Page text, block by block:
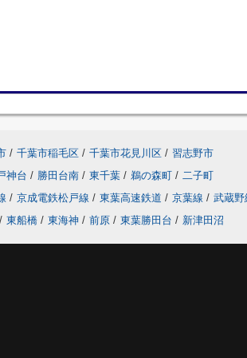
/ 千葉市稲毛区 / 千葉市花見川区 / 習志野市
神台 / 勝田台南 / 東千葉 / 鵜の森町 / 二子町
/ 京成電鉄松戸線 / 東葉高速鉄道 / 京葉線 / 武蔵野
/ 東船橋 / 東海神 / 前原 / 東葉勝田台 / 新津田沼